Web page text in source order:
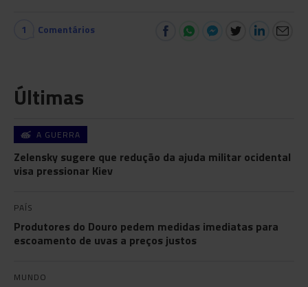
1 Comentários
Últimas
A GUERRA
Zelensky sugere que redução da ajuda militar ocidental
visa pressionar Kiev
PAÍS
Produtores do Douro pedem medidas imediatas para
escoamento de uvas a preços justos
MUNDO